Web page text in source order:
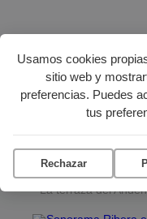
Usamos cookies
sitio web y
preferencias. Puedes
tus
Rechazar
Planes en
Vuelta Ciclista a
La terraza del Andén